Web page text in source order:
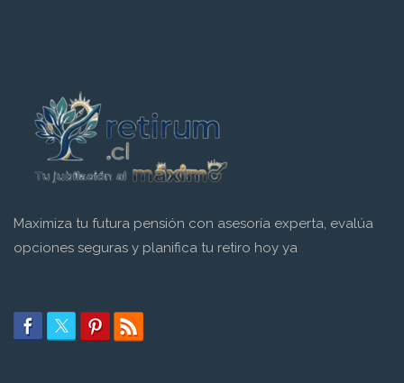
Maximiza tu futura pensión con asesoría experta, evalúa
opciones seguras y planifica tu retiro hoy ya